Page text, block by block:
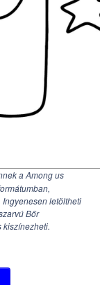
a Among us
letöltheti
Bőr
kiszínezheti.